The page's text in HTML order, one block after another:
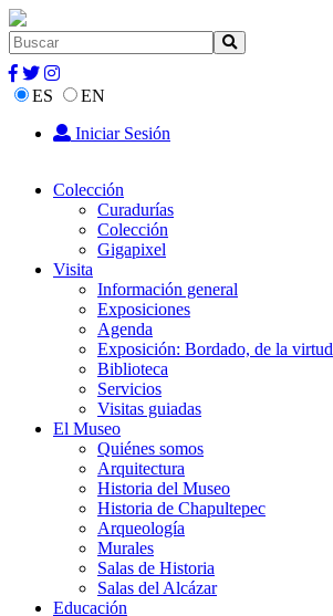
ES
EN
Iniciar Sesión
Colección
Curadurías
Colección
Gigapixel
Visita
Información general
Exposiciones
Agenda
Exposición: Bordado, de la virtud
Biblioteca
Servicios
Visitas guiadas
El Museo
Quiénes somos
Arquitectura
Historia del Museo
Historia de Chapultepec
Arqueología
Murales
Salas de Historia
Salas del Alcázar
Educación